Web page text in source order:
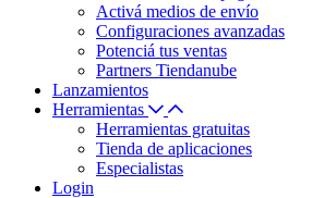
Activá medios de envío
Configuraciones avanzadas
Potenciá tus ventas
Partners Tiendanube
Lanzamientos
Herramientas
Herramientas gratuitas
Tienda de aplicaciones
Especialistas
Login